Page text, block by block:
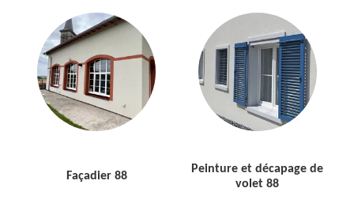
Façadier 88
Peinture et décapage de
volet 88